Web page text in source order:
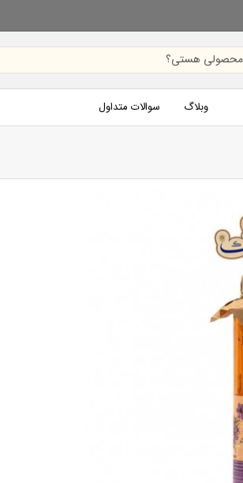
وبلاگ سوالات متداول